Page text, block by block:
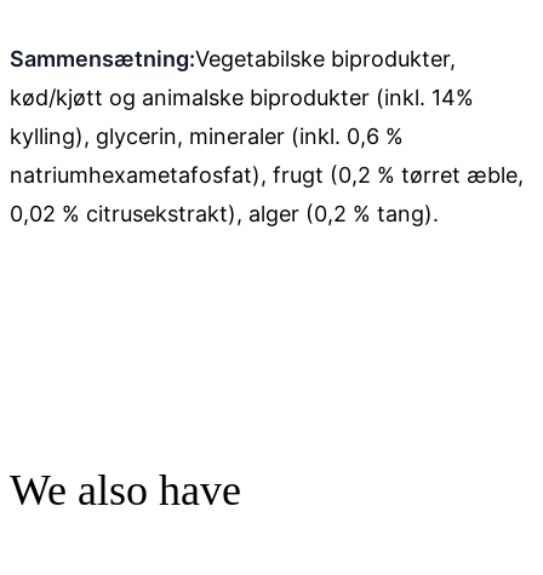
Sammensætning:Vegetabilske biprodukter,
kød/kjøtt og animalske biprodukter (inkl. 14%
kylling), glycerin, mineraler (inkl. 0,6 %
natriumhexametafosfat), frugt (0,2 % tørret æble,
0,02 % citrusekstrakt), alger (0,2 % tang).
We also have